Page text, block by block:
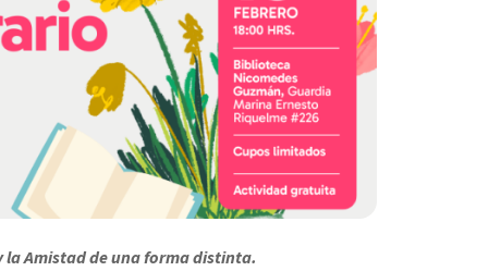
la Amistad de una forma distinta.